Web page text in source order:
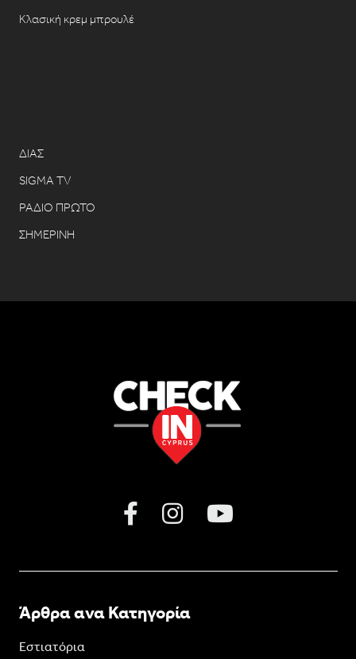
Κλασική κρεμ μπρουλέ
ΔΙΑΣ
SIGMA TV
ΡΑΔΙΟ ΠΡΩΤΟ
ΣΗΜΕΡΙΝΗ
Άρθρα ανα Κατηγορία
Εστιατόρια